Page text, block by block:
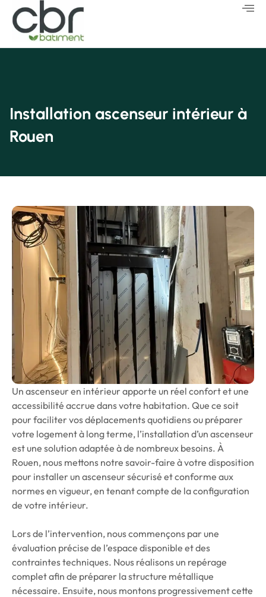
Installation ascenseur intérieur à
Rouen
Un ascenseur en intérieur apporte un réel confort et une
accessibilité accrue dans votre habitation. Que ce soit
pour faciliter vos déplacements quotidiens ou préparer
votre logement à long terme, l’installation d’un ascenseur
est une solution adaptée à de nombreux besoins. À
Rouen, nous mettons notre savoir-faire à votre disposition
pour installer un ascenseur sécurisé et conforme aux
normes en vigueur, en tenant compte de la configuration
de votre intérieur.
Lors de l’intervention, nous commençons par une
évaluation précise de l’espace disponible et des
contraintes techniques. Nous réalisons un repérage
complet afin de préparer la structure métallique
nécessaire. Ensuite, nous montons progressivement cette